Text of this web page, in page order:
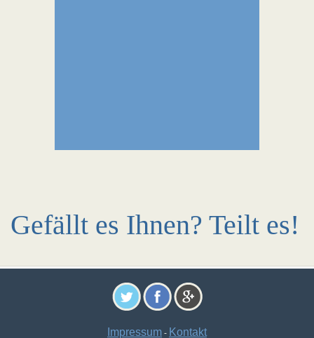
Gefällt es Ihnen? Teilt es!
Impressum - Kontakt